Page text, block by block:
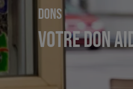
Dons
Votre don